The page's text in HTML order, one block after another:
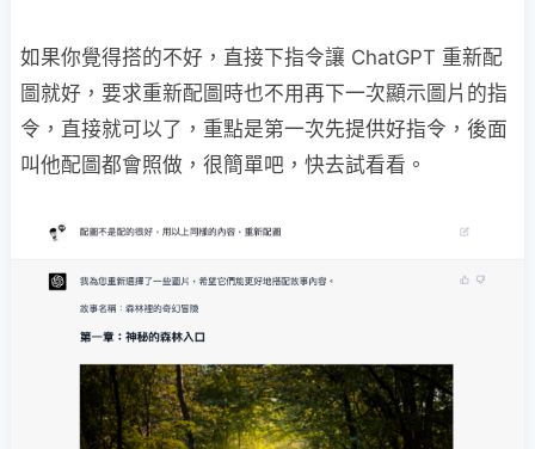
如果你覺得搭的不好，直接下指令讓 ChatGPT 重新配
圖就好，要求重新配圖時也不用再下一次顯示圖片的指
令，直接就可以了，重點是第一次先提供好指令，後面
叫他配圖都會照做，很簡單吧，快去試看看。